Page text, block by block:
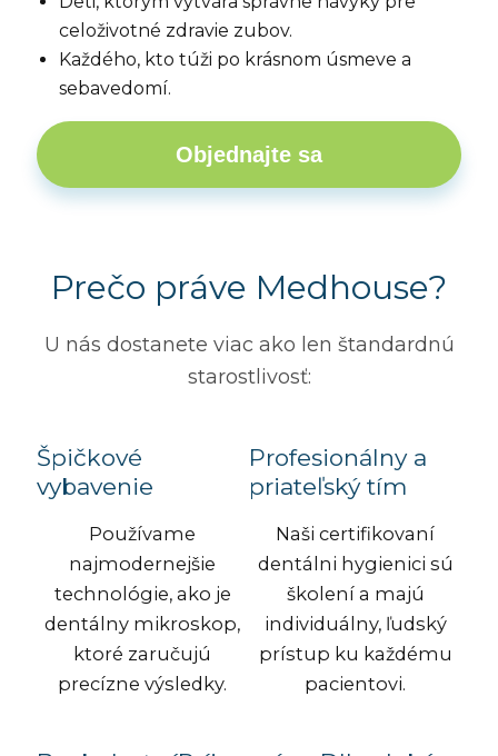
celoživotné zdravie zubov.
Každého, kto túži po krásnom úsmeve a
sebavedomí.
Objednajte sa
Prečo práve Medhouse?
U nás dostanete viac ako len štandardnú
starostlivosť:
Špičkové
vybavenie
Používame
najmodernejšie
technológie, ako je
dentálny mikroskop,
ktoré zaručujú
precízne výsledky.
Profesionálny a
priateľský tím
Naši certifikovaní
dentálni hygienici sú
školení a majú
individuálny, ľudský
prístup ku každému
pacientovi.